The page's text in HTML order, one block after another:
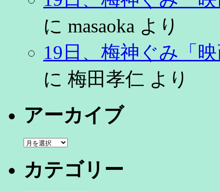
に masaoka より
19日、梅神ぐみ「
に 梅田孝仁 より
アーカイブ
ア
イ
カテゴリー